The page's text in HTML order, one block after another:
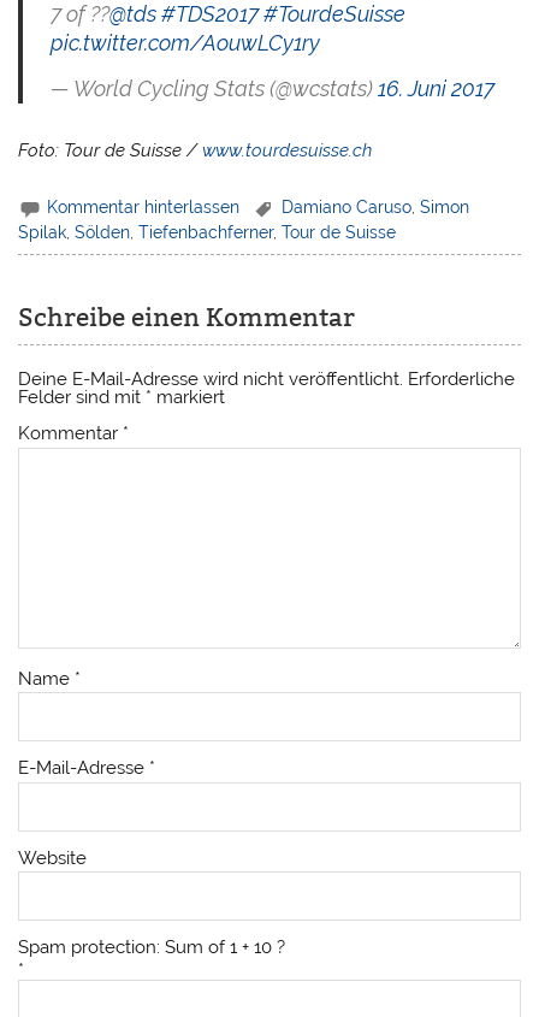
7 of ??@tds #TDS2017 #TourdeSuisse
pic.twitter.com/AouwLCy1ry
— World Cycling Stats (@wcstats)16. Juni 2017
Foto: Tour de Suisse /www.tourdesuisse.ch
Kommentar hinterlassen Damiano Caruso ,Simon
Spilak ,Sölden ,Tiefenbachferner,Tour de Suisse
Schreibe einen Kommentar
Deine E-Mail-Adresse wird nicht veröffentlicht. Erforderliche
Felder sind mit * markiert
Kommentar *
Name *
E-Mail-Adresse *
Website
Spam protection: Sum of 1 + 10 ?
*